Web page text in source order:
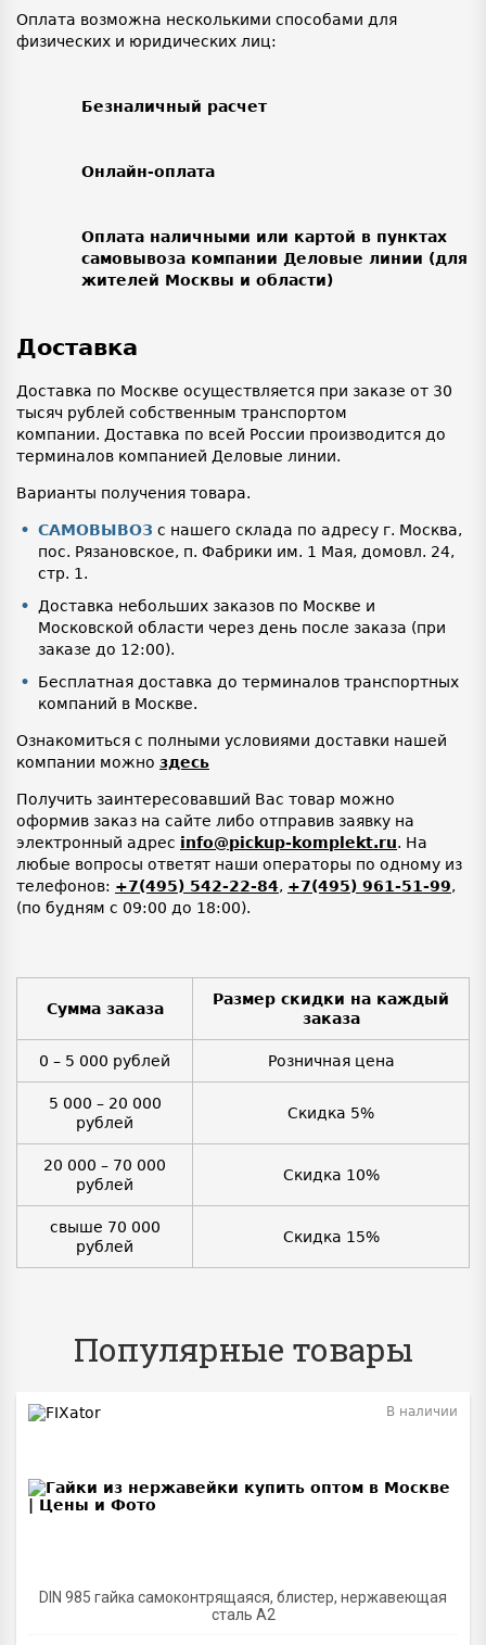
Оплата возможна несколькими способами для
физических и юридических лиц:
Безналичный расчет
Онлайн-оплата
Оплата наличными или картой в пунктах
самовывоза компании Деловые линии (для
жителей Москвы и области)
Доставка
Доставка по Москве осуществляется при заказе от 30
тысяч рублей собственным транспортом
компании. Доставка по всей России производится до
терминалов компанией Деловые линии.
Варианты получения товара.
САМОВЫВОЗ с нашего склада по адресу г. Москва,
пос. Рязановское, п. Фабрики им. 1 Мая, домовл. 24,
стр. 1.
Доставка небольших заказов по Москве и
Московской области через день после заказа (при
заказе до 12:00).
Бесплатная доставка до терминалов транспортных
компаний в Москве.
Ознакомиться с полными условиями доставки нашей
компании можно здесь
Получить заинтересовавший Вас товар можно
оформив заказ на сайте либо отправив заявку на
электронный адрес info@pickup-komplekt.ru. На
любые вопросы ответят наши операторы по одному из
телефонов: +7(495) 542-22-84, +7(495) 961-51-99,
(по будням с 09:00 до 18:00).
Сумма заказа
Размер скидки на каждый
заказа
0 – 5 000 рублей Розничная цена
5 000 – 20 000
рублей
Скидка 5%
20 000 – 70 000
рублей
Скидка 10%
свыше 70 000
рублей
Скидка 15%
Популярные товары
DIN 985 гайка самоконтрящаяся, блистер, нержавеющая
сталь A2
В наличии